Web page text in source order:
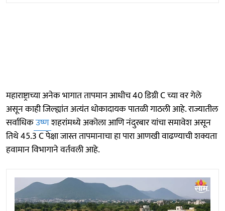
महाराष्ट्राच्या अनेक भागात तापमान आधीच 40 डिग्री C च्या वर गेले
असून काही जिल्ह्यांत अत्यंत धोकादायक पातळी गाठली आहे. राज्यातील
सर्वाधिकउष्णशहरांमध्ये अकोला आणि नंदुरबार यांचा समावेश असून
तिथे 45.3 C पेक्षा जास्त तापमानाचा हा पारा आणखी वाढण्याची शक्यता
हवामान विभागाने वर्तवली आहे.